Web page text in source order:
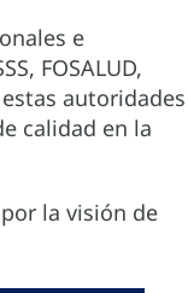
e
FOSALUD,
autoridades
calidad en la
la visión de